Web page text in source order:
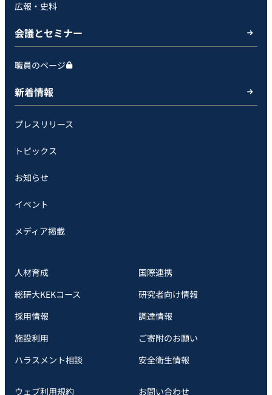
広報・史料
会議とセミナー
職員のページ
新着情報
プレスリリース
トピックス
お知らせ
イベント
メディア掲載
人材育成
国際連携
総研大KEKコース
研究者向け情報
採用情報
調達情報
施設利用
ご寄附のお願い
ハラスメント相談
安全衛⽣情報
ウェブ利用規約 お問い合わせ